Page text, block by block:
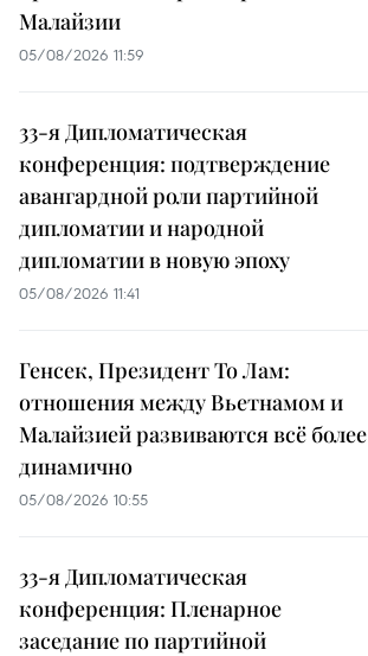
Малайзии
05/08/2026 11:59
33-я Дипломатическая
конференция: подтверждение
авангардной роли партийной
дипломатии и народной
дипломатии в новую эпоху
05/08/2026 11:41
Генсек, Президент То Лам:
отношения между Вьетнамом и
Малайзией развиваются всё более
динамично
05/08/2026 10:55
33-я Дипломатическая
конференция: Пленарное
заседание по партийной